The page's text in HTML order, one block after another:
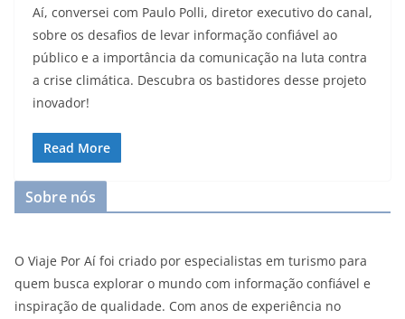
Aí, conversei com Paulo Polli, diretor executivo do canal,
sobre os desafios de levar informação confiável ao
público e a importância da comunicação na luta contra
a crise climática. Descubra os bastidores desse projeto
inovador!
Read More
Sobre nós
O Viaje Por Aí foi criado por especialistas em turismo para
quem busca explorar o mundo com informação confiável e
inspiração de qualidade. Com anos de experiência no